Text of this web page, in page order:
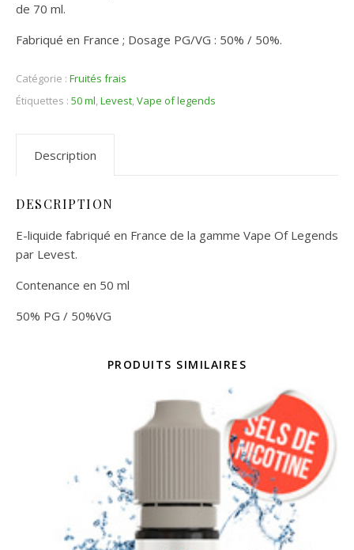
de 70 ml.
Fabriqué en France ; Dosage PG/VG : 50% / 50%.
Catégorie : Fruités frais
Étiquettes : 50 ml,Levest,Vape of legends
Description
DESCRIPTION
E-liquide fabriqué en France de la gamme Vape Of Legends
par Levest.
Contenance en 50 ml
50% PG / 50%VG
PRODUITS SIMILAIRES